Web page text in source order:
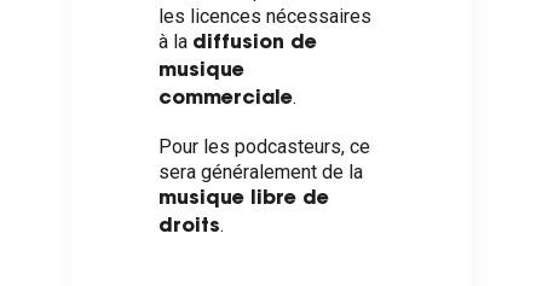
les licences nécessaires
à la diffusion de
musique
commerciale.
Pour les podcasteurs, ce
sera généralement de la
musique libre de
droits.